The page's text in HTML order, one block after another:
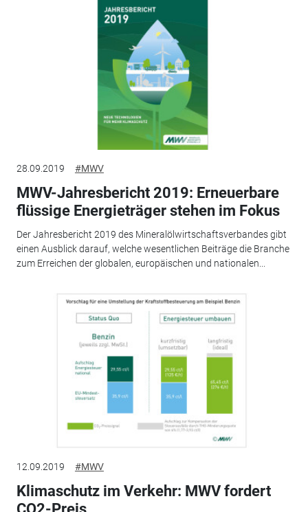
28.09.2019 #MWV
MWV-Jahresbericht 2019: Erneuerbare
flüssige Energieträger stehen im Fokus
Der Jahresbericht 2019 des Mineralölwirtschaftsverbandes gibt
einen Ausblick darauf, welche wesentlichen Beiträge die Branche
zum Erreichen der globalen, europäischen und nationalen...
12.09.2019 #MWV
Klimaschutz im Verkehr: MWV fordert